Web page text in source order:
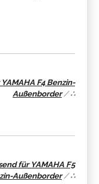
F4 Benzin-
Außenborder/∴
für YAMAHA F5
Außenborder/∴